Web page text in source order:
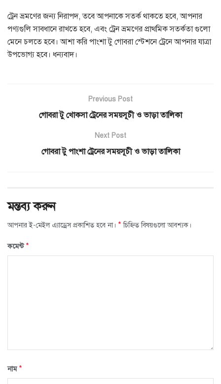
ট্রেন ভ্রমণের জন্য নিরাপদ, তবে আপনাকে সতর্ক থাকতে হবে, আপনার
পণ্যগুলি সাবধানে রাখতে হবে, এবং ট্রেন ভ্রমণের প্রাথমিক সতর্কতা গুলো
মেনে চলতে হবে। আশা করি পাংশা টু গোবরা স্টেশনে ট্রেনে আপনার যাত্রা
উপভোগ্য হবে। ধন্যবাদ।
Previous Post
গোবরা টু খোকসা ট্রেনের সময়সূচী ও ভাড়া তালিকা
Next Post
গোবরা টু পাংশা ট্রেনের সময়সূচী ও ভাড়া তালিকা
মন্তব্য করুন
আপনার ই-মেইল এ্যাড্রেস প্রকাশিত হবে না। * চিহ্নিত বিষয়গুলো আবশ্যক।
কমেন্ট*
নাম*